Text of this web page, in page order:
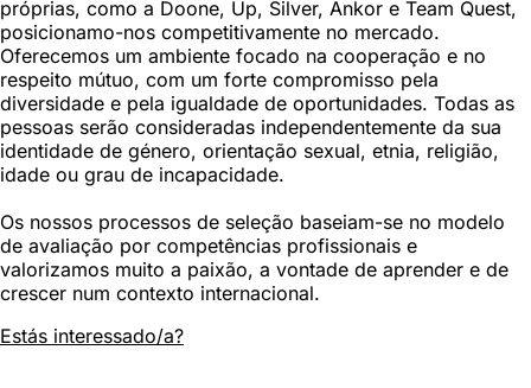
próprias, como a Doone, Up, Silver, Ankor e Team Quest,
posicionamo-nos competitivamente no mercado.
Oferecemos um ambiente focado na cooperação e no
respeito mútuo, com um forte compromisso pela
diversidade e pela igualdade de oportunidades. Todas as
pessoas serão consideradas independentemente da sua
identidade de género, orientação sexual, etnia, religião,
idade ou grau de incapacidade.
Os nossos processos de seleção baseiam-se no modelo
de avaliação por competências profissionais e
valorizamos muito a paixão, a vontade de aprender e de
crescer num contexto internacional.
Estás interessado/a?